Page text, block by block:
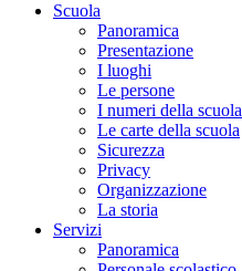
Scuola
Panoramica
Presentazione
I luoghi
Le persone
I numeri della scuola
Le carte della scuola
Sicurezza
Privacy
Organizzazione
La storia
Servizi
Panoramica